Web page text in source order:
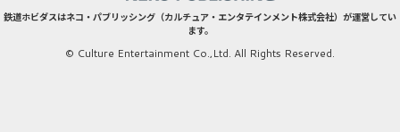
鉄道ホビダスはネコ・パブリッシング（カルチュア・エンタテインメント株式会社）が運営してい
ます。
© Culture Entertainment Co.,Ltd. All Rights Reserved.